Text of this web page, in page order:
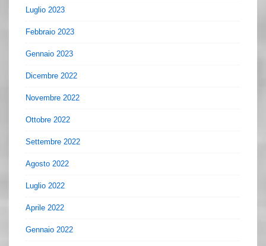
Luglio 2023
Febbraio 2023
Gennaio 2023
Dicembre 2022
Novembre 2022
Ottobre 2022
Settembre 2022
Agosto 2022
Luglio 2022
Aprile 2022
Gennaio 2022